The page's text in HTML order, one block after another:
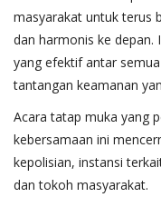
masyarakat untuk terus
dan harmonis ke depan.
yang efektif antar
tantangan keamanan
Acara tatap muka yang
kebersamaan ini
kepolisian, instansi
dan tokoh masyarakat.